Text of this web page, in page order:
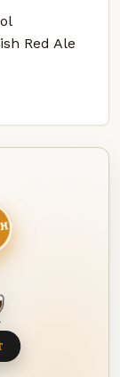
Red Ale